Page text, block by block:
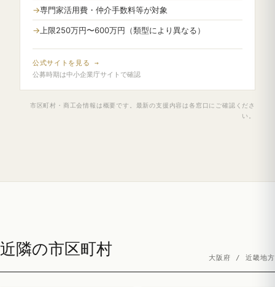
専門家活用費・仲介手数料等が対象
上限250万円〜600万円（類型により異なる）
公式サイトを見る →
公募時期は中小企業庁サイトで確認
市区町村・商工会情報は概要です。最新の支援内容は各窓口にご確認くださ
い。
近隣の市区町村 大阪府 / 近畿地方